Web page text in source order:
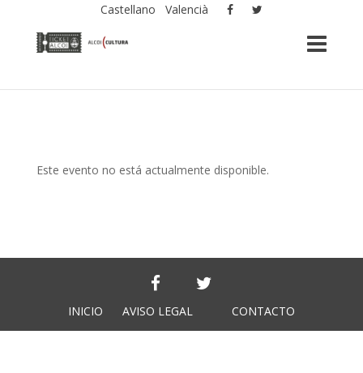
Castellano Valencià
Este evento no está actualmente disponible.
INICIO AVISO LEGAL CONTACTO